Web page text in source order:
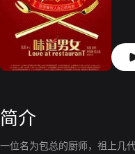
简介
一位名为包总的厨师，祖上几